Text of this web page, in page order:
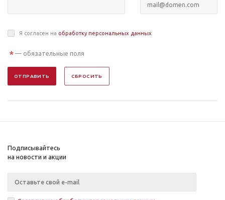
Я согласен на обработку персональных данных
* — обязательные поля
ОТПРАВИТЬ СБРОСИТЬ
Подписывайтесь
на новости и акции